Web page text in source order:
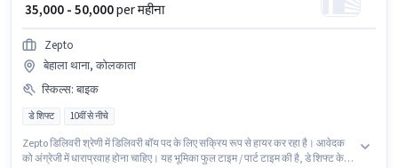
₹ 35,000 - 50,000per महीना
Zepto
बेहाला थाना, कोलकाता
स्किल्स: बाइक
डे शिफ्ट 10वीं से नीचे
Zepto डिलिवरी श्रेणी में डिलिवरी बॉय पद के लिए सक्रिय रूप से हायर कर रहा है। आवेदक
को अंग्रेजी में धाराप्रवाह होना चाहिए। यह भूमिका फुल टाइम / पार्ट टाइम की है, डे शिफ्ट के